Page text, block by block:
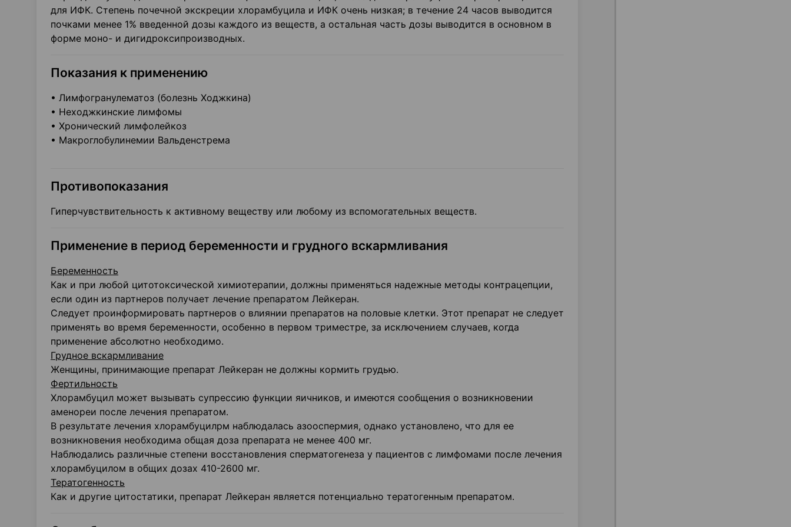
для ИФК. Степень почечной экскреции хлорамбуцила и ИФК очень низкая; в течение 24 часов выводится
почками менее 1% введенной дозы каждого из веществ, а остальная часть дозы выводится в основном в
форме моно- и дигидроксипроизводных.
Показания к применению
• Лимфогранулематоз (болезнь Ходжкина)
• Неходжкинские лимфомы
• Хронический лимфолейкоз
• Макроглобулинемии Вальденстрема
Противопоказания
Гиперчувствительность к активному веществу или любому из вспомогательных веществ.
Применение в период беременности и грудного вскармливания
Беременность
Как и при любой цитотоксической химиотерапии, должны применяться надежные методы контрацепции,
если один из партнеров получает лечение препаратом Лейкеран.
Следует проинформировать партнеров о влиянии препаратов на половые клетки. Этот препарат не следует
применять во время беременности, особенно в первом триместре, за исключением случаев, когда
применение абсолютно необходимо.
Грудное вскармливание
Женщины, принимающие препарат Лейкеран не должны кормить грудью.
Фертильность
Хлорамбуцил может вызывать супрессию функции яичников, и имеются сообщения о возникновении
аменореи после лечения препаратом.
В результате лечения хлорамбуцилрм наблюдалась азооспермия, однако установлено, что для ее
возникновения необходима общая доза препарата не менее 400 мг.
Наблюдались различные степени восстановления сперматогенеза у пациентов с лимфомами после лечения
хлорамбуцилом в общих дозах 410-2600 мг.
Тератогенность
Как и другие цитостатики, препарат Лейкеран является потенциально тератогенным препаратом.